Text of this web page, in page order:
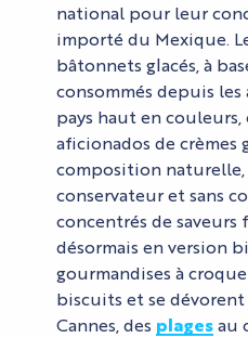
national pour leur
importé du Mexique.
bâtonnets glacés, à
consommés depuis les
pays haut en
aficionados de crèmes
composition naturelle,
conservateur et sans
concentrés de
désormais en version
gourmandises à
biscuits et se dévorent
Cannes, des plagesau